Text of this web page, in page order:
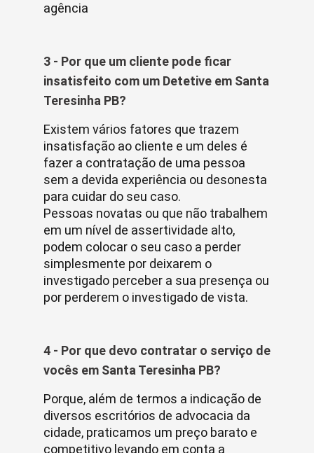
agência
3 - Por que um cliente pode ficar
insatisfeito com um Detetive em Santa
Teresinha PB?
Existem vários fatores que trazem
insatisfação ao cliente e um deles é
fazer a contratação de uma pessoa
sem a devida experiência ou desonesta
para cuidar do seu caso.
Pessoas novatas ou que não trabalhem
em um nível de assertividade alto,
podem colocar o seu caso a perder
simplesmente por deixarem o
investigado perceber a sua presença ou
por perderem o investigado de vista.
4 - Por que devo contratar o serviço de
vocês em Santa Teresinha PB?
Porque, além de termos a indicação de
diversos escritórios de advocacia da
cidade, praticamos um preço barato e
competitivo levando em conta a